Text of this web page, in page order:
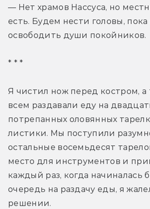
— Нет храмов Нассуса, но
есть. Будем нести головы,
освободить души покойников.
* * *
Я чистил нож перед костром,
всем раздавали еду на
потрепанных оловянных
листики. Мы поступили
остальные восемьдесят
место для инструментов и
каждый раз, когда начиналась
очередь на раздачу еды, я
решении.